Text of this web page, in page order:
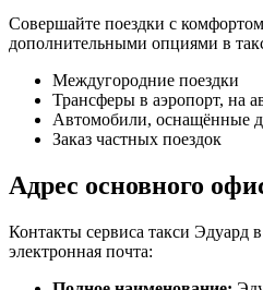
Совершайте поездки с
дополнительными опциями в
Междугородние поездки
Трансферы в аэропорт, на
Автомобили, оснащённые
Заказ частных поездок
Адрес основного
Контакты сервиса такси Эдуард
электронная почта: